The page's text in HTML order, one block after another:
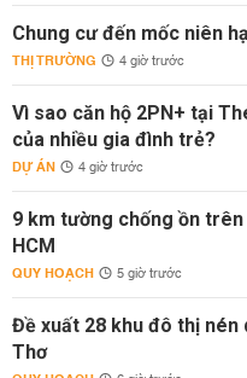
Chung cư đến mốc niên
THỊ TRƯỜNG 4 giờ trước
Vì sao căn hộ 2PN+ tại
của nhiều gia đình trẻ?
DỰ ÁN 4 giờ trước
9 km tường chống ồn
HCM
QUY HOẠCH 5 giờ trước
Đề xuất 28 khu đô thị nén
Thơ